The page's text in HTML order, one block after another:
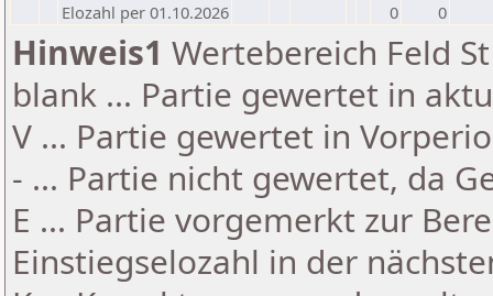
Elozahl per 01.10.2026
0 0
Hinweis1 Wertebereich Feld
blank ... Partie gewertet in
V ... Partie gewertet in
- ... Partie nicht gewertet, da
E ... Partie vorgemerkt zur
Einstiegselozahl in der